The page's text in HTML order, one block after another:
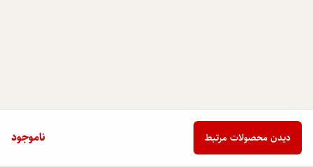
ناموجود دیدن محصولات مرتبط